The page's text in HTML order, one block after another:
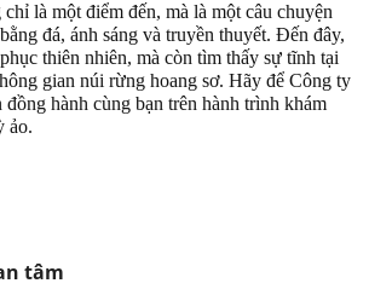
là một điểm đến, mà là một câu chuyện
đá, ánh sáng và truyền thuyết. Đến đây,
thiên nhiên, mà còn tìm thấy sự tĩnh tại
gian núi rừng hoang sơ. Hãy để Công ty
hành cùng bạn trên hành trình khám
ảo.
tâm